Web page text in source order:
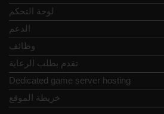
لوحة التحكم
الدعم
وظائف
تقدم بطلب الرعاية
Dedicated game server hosting
خريطة الموقع